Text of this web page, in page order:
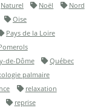
Naturel Noël
Nord
Oise
Pays de la Loire
de-Dôme
Québec
palmaire
relaxation
reprise